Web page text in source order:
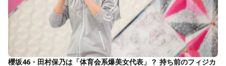
櫻坂46・田村保乃は「体育会系爆美女代表」？ 持ち前のフィジカ